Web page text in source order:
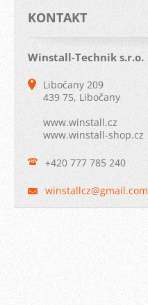
KONTAKT
Winstall-Technik s.r.o.
Libočany 209
439 75, Libočany
www.winstall.cz
www.winstall-shop.cz
+420 777 785 240
winstallcz@gmail.com